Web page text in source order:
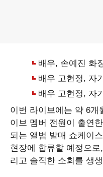
이번 라이브에는 약 6
이브 멤버 전원이 출연
되는 앨범 발매 쇼케이
현장에 합류할 예정으
리고 솔직한 소회를 생